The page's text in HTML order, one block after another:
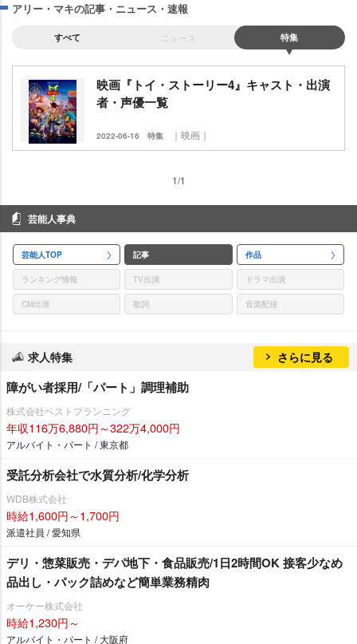
アリー・マキの記事・ニュース・速報
すべて ニュース 特集
映画『トイ・ストーリー4』キャスト・出演
者・声優一覧
2022-06-16 特集 ｜映画｜
1/1
芸能人事典
芸能人TOP 記事 作品
ランキング情報 TV出演 ドラマ出演
CM出演 歌詞 音楽配信
求人特集 さらに見る
障がい者採用/「パート」調理補助
株式会社ベストプランニング
年収116万6,880円～322万4,000円
アルバイト・パート / 東京都
受託分析会社で水質分析/化学分析
WDB株式会社
時給1,600円～1,700円
派遣社員 / 愛知県
デリ・惣菜販売・デパ地下・食品販売/1日2時間OK 接客少なめ
品出し・パック詰めなど簡単業務精肉
オーケー株式会社
時給1,230円～
アルバイト・パート / 大阪府